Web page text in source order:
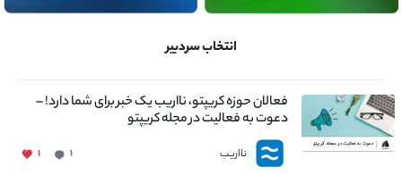
انتخاب سردبیر
فعالان حوزه کریپتو، نااریب یک خبر برای شما دارد! –
دعوت به فعالیت در مجله کریپتو
نااریب ۱ ۱